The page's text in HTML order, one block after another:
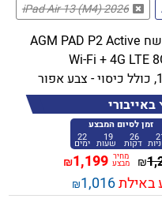
iPad Air 13 (M4) 2026
טאבלט מוקשח AGM PAD P2 Active
Wi-Fi + 4G LTE
זמן לסיום המבצע
26
דקות 19
שעות 22
ימים
₪ מחיר
מבצע 1,199
₪
באילת1,016
₪